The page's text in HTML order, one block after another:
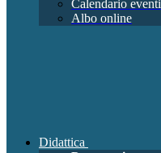
Calendario eventi
Albo online
Didattica